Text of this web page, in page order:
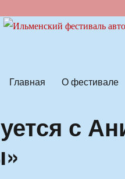
Главная О фестивале
с